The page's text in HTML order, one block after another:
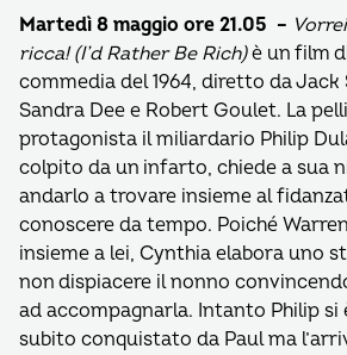
Martedì 8 maggio ore 21.05 –
ricca! (I’d Rather Be Rich)è un film
commedia del 1964, diretto da Jack
Sandra Dee e Robert Goulet. La
protagonista il miliardario Philip
colpito da un infarto, chiede a sua
andarlo a trovare insieme al
conoscere da tempo. Poiché
insieme a lei, Cynthia elabora uno
non dispiacere il nonno
ad accompagnarla. Intanto Philip si
subito conquistato da Paul ma